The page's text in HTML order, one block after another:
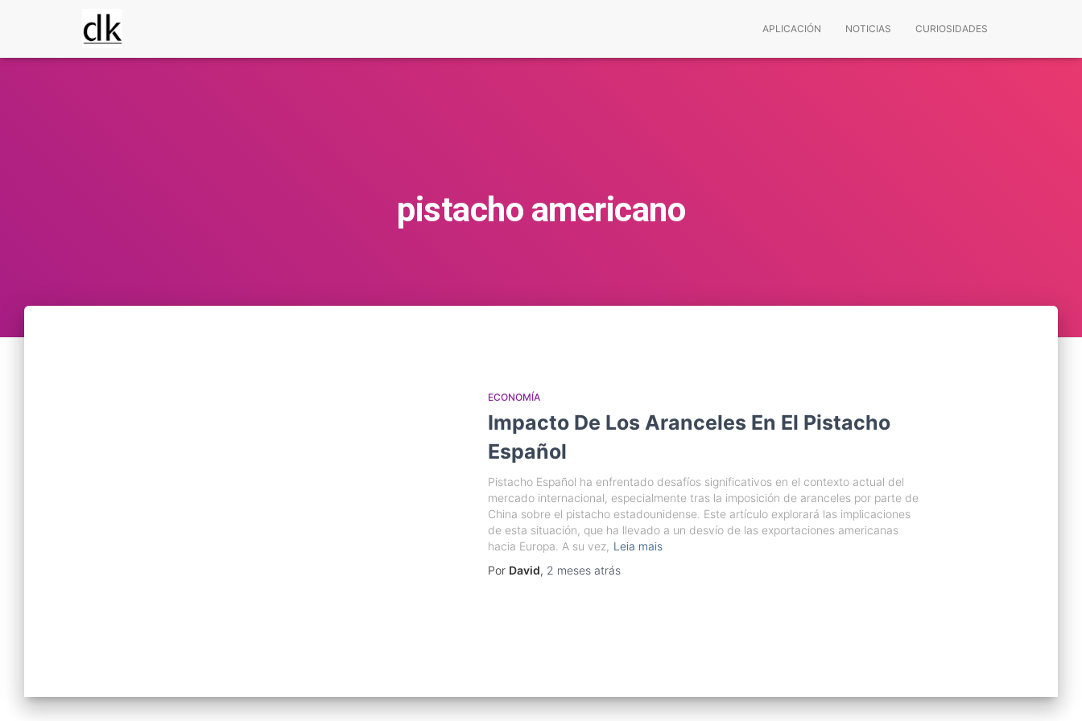
APLICACIÓN NOTICIAS CURIOSIDADES
pistacho americano
ECONOMÍA
Impacto De Los Aranceles En El Pistacho
Español
Pistacho Español ha enfrentado desafíos significativos en el contexto actual del
mercado internacional, especialmente tras la imposición de aranceles por parte de
China sobre el pistacho estadounidense. Este artículo explorará las implicaciones
de esta situación, que ha llevado a un desvío de las exportaciones americanas
hacia Europa. A su vez, Leia mais
Por David, 2 mesesatrás